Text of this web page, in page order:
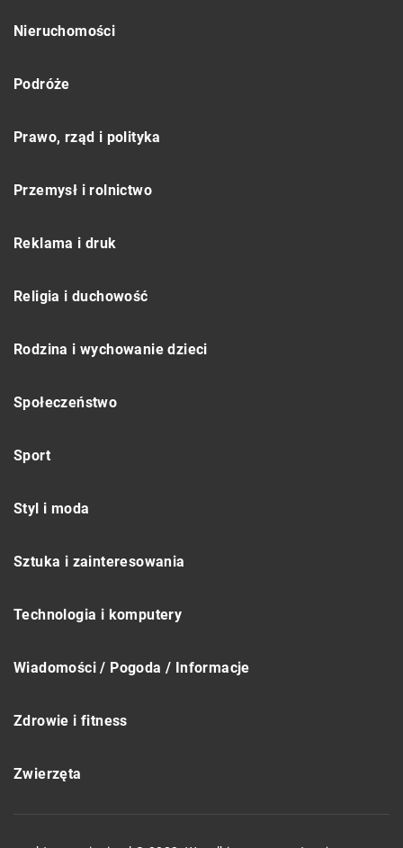
Nieruchomości
Podróże
Prawo, rząd i polityka
Przemysł i rolnictwo
Reklama i druk
Religia i duchowość
Rodzina i wychowanie dzieci
Społeczeństwo
Sport
Styl i moda
Sztuka i zainteresowania
Technologia i komputery
Wiadomości / Pogoda / Informacje
Zdrowie i fitness
Zwierzęta